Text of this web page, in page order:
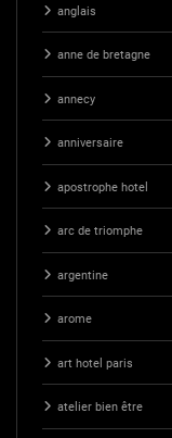
anglais
anne de bretagne
annecy
anniversaire
apostrophe hotel
arc de triomphe
argentine
arome
art hotel paris
atelier bien être